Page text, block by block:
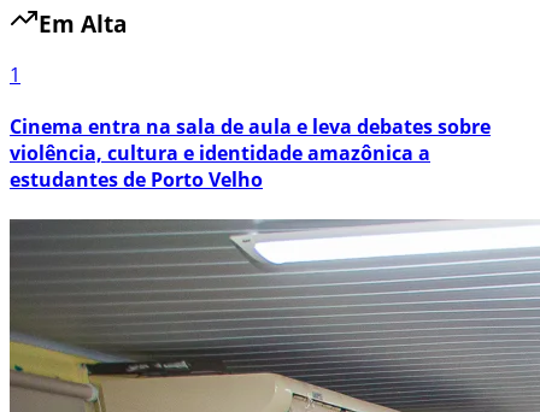
Em Alta
1
Cinema entra na sala de aula e leva debates sobre
violência, cultura e identidade amazônica a
estudantes de Porto Velho